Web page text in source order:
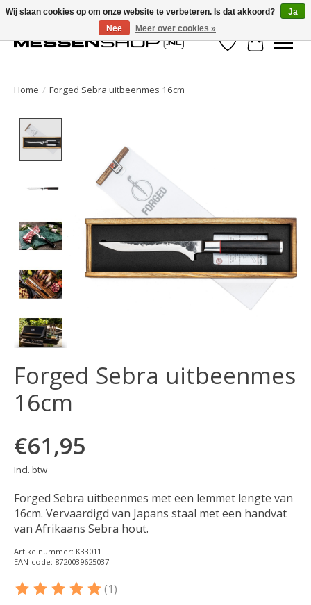
Verlanglijst
Home / Forged Sebra uitbeenmes 16cm
Forged Sebra uitbeenmes
16cm
€61,95
Incl. btw
Forged Sebra uitbeenmes met een lemmet lengte van
16cm. Vervaardigd van Japans staal met een handvat
van Afrikaans Sebra hout.
Artikelnummer: K33011
EAN-code: 8720039625037
De beoordeling van dit product is
(1)
Wij slaan cookies op om onze website te verbeteren. Is dat akkoord?
Ja
Nee
Meer over cookies »